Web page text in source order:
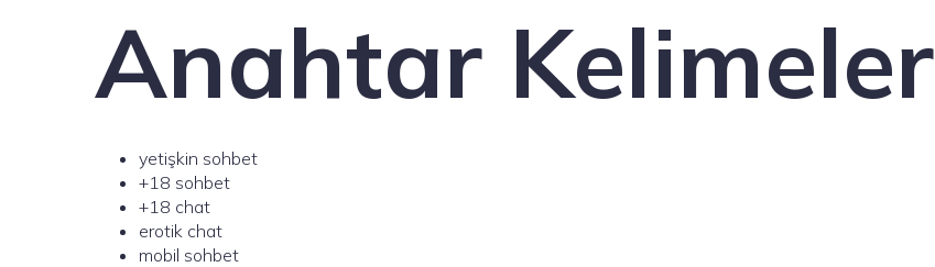
Anahtar Kelimeler
yetişkin sohbet
+18 sohbet
+18 chat
erotik chat
mobil sohbet